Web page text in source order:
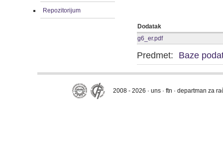
Repozitorijum
Dodatak
g6_er.pdf
Predmet: Baze
2008 - 2026 · uns · ftn · departman za